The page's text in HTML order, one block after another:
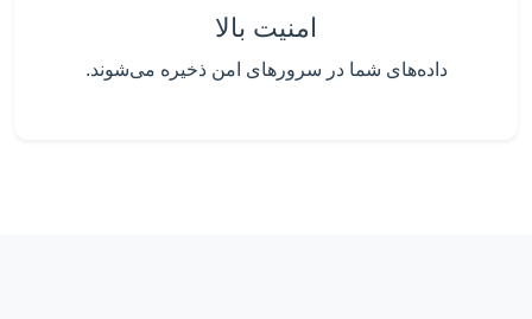
امنیت بالا
داده‌های شما در سرورهای امن ذخیره می‌شوند.